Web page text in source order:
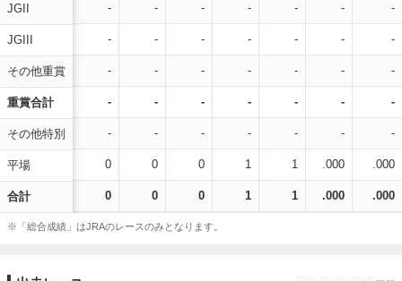
JGII
JGIII
その他重賞
重賞合計
その他特別
平場
合計
- - - - - - -
- - - - - - -
- - - - - - -
- - - - - - -
- - - - - - -
0 0 0 1 1 .000 .000
0 0 0 1 1 .000 .000
※「総合成績」はJRAのレースのみとなります。